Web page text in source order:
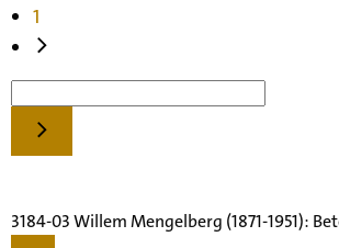
1
3184-03 Willem Mengelberg (1871-1951):